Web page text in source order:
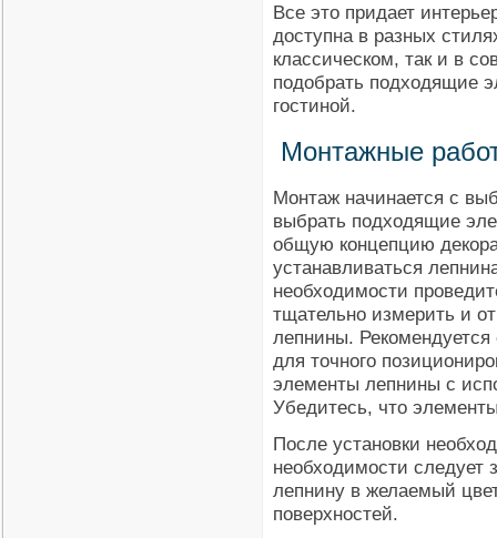
Все это придает
доступна в разных
классическом, так и в
подобрать подходящие
гостиной.
Монтажные
Монтаж начинается с
выбрать подходящие
общую концепцию
устанавливаться
необходимости
тщательно измерить и
лепнины.
для точного
элементы лепнины с
Убедитесь, что
После установки
необходимости следует
лепнину в желаемый
поверхностей.